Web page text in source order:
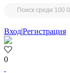
Вход|Регистрация
0